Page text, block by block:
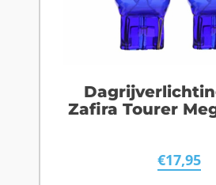
Zafira Tourer
€17,95